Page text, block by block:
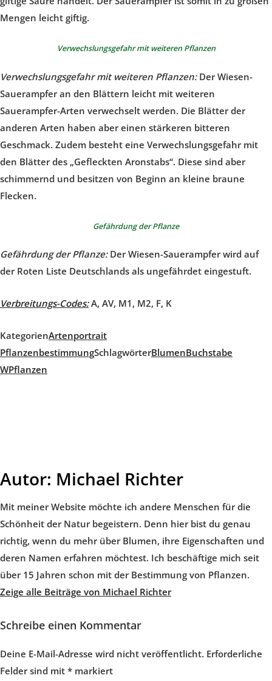
Mengen leicht giftig.
Verwechslungsgefahr mit weiteren Pflanzen
Verwechslungsgefahr mit weiteren Pflanzen:Der Wiesen-
Sauerampfer an den Blättern leicht mit weiteren
Sauerampfer-Arten verwechselt werden. Die Blätter der
anderen Arten haben aber einen stärkeren bitteren
Geschmack. Zudem besteht eine Verwechslungsgefahr mit
den Blätter des „Gefleckten Aronstabs“. Diese sind aber
schimmernd und besitzen von Beginn an kleine braune
Flecken.
Gefährdung der Pflanze
Gefährdung der Pflanze:Der Wiesen-Sauerampfer wird auf
der Roten Liste Deutschlands als ungefährdet eingestuft.
Verbreitungs-Codes:A, AV, M1, M2, F, K
KategorienArtenportrait
PflanzenbestimmungSchlagwörterBlumenBuchstabe
WPflanzen
Autor: Michael Richter
Mit meiner Website möchte ich andere Menschen für die
Schönheit der Natur begeistern. Denn hier bist du genau
richtig, wenn du mehr über Blumen, ihre Eigenschaften und
deren Namen erfahren möchtest. Ich beschäftige mich seit
über 15 Jahren schon mit der Bestimmung von Pflanzen.
Zeige alle Beiträge von Michael Richter
Schreibe einen Kommentar
Deine E-Mail-Adresse wird nicht veröffentlicht. Erforderliche
Felder sind mit * markiert